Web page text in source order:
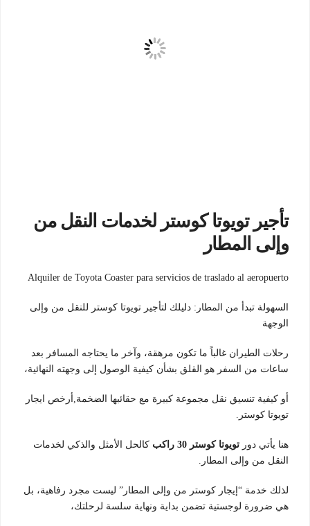
تأجير تويوتا كوستر لخدمات النقل من
وإلى المطار
Alquiler de Toyota Coaster para servicios de traslado al aeropuerto
السهولة تبدأ من المطار: دليلك لتأجير تويوتا كوستر للنقل من وإلى
الوجهة
رحلات الطيران غالباً ما تكون مرهقة، وآخر ما يحتاجه المسافر بعد
ساعات من السفر هو القلق بشأن كيفية الوصول إلى وجهته النهائية،
أو كيفية تنسيق نقل مجموعة كبيرة مع حقائبها الضخمة,أرخص ايجار
تويوتا كوستر.
هنا يأتي دور تويوتا كوستر 30 راكب
كالحل الأمثل والذكي لخدمات
النقل من وإلى المطار.
لذلك خدمة “إيجار كوستر من وإلى المطار” ليست مجرد رفاهية، بل
هي ضرورة لوجستية تضمن بداية ونهاية سلسة لرحلتك،